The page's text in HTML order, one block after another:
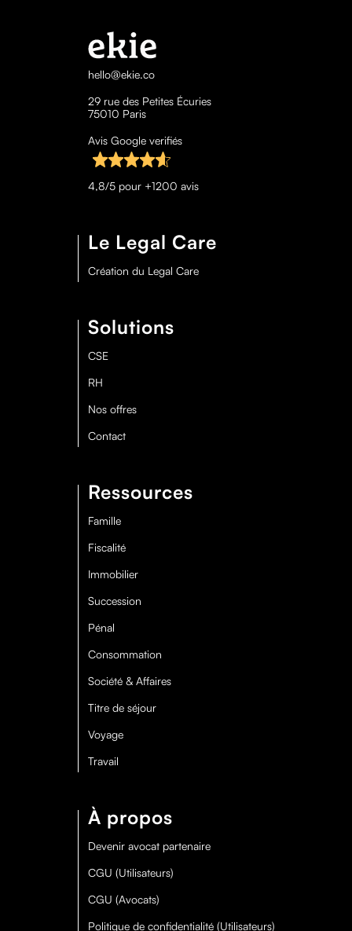
hello@ekie.co
29 rue des Petites Écuries
75010 Paris
Avis Google verifiés
4,8/5 pour +1200 avis
Le Legal Care
Création du Legal Care
Solutions
CSE
RH
Nos offres
Contact
Ressources
Famille
Fiscalité
Immobilier
Succession
Pénal
Consommation
Société & Affaires
Titre de séjour
Voyage
Travail
À propos
Devenir avocat partenaire
CGU (Utilisateurs)
CGU (Avocats)
Politique de confidentialité (Utilisateurs)